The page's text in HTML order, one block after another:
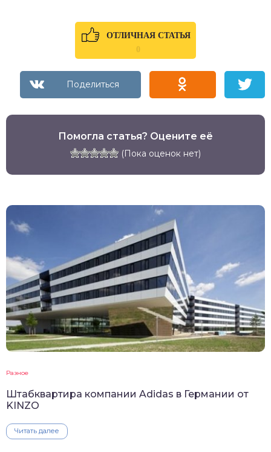
ОТЛИЧНАЯ СТАТЬЯ
0
Помогла статья? Оцените её
(Пока оценок нет)
Разное
Штабквартира компании Adidas в Германии от
KINZO
Читать далее